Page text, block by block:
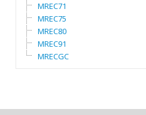
MREC71
MREC75
MREC80
MREC91
MRECGC